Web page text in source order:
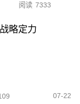
阅读 7333
略定力
07-22